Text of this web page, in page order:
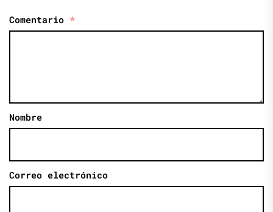
Comentario *
Nombre
Correo electrónico